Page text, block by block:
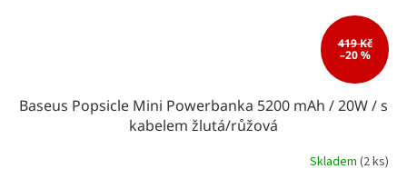
419 Kč
–20 %
Baseus Popsicle Mini Powerbanka 5200 mAh / 20W / s
kabelem žlutá/růžová
Skladem (2 ks)